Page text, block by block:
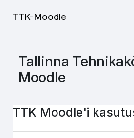
TTK-Moodle
Tallinna
Moodle
TTK Moodle'i